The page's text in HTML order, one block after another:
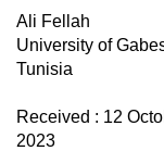
Ali Fellah
University of
Tunisia
Received : 12
2023